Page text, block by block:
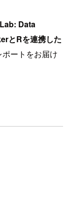
Data
とRを連携した
ートをお届け